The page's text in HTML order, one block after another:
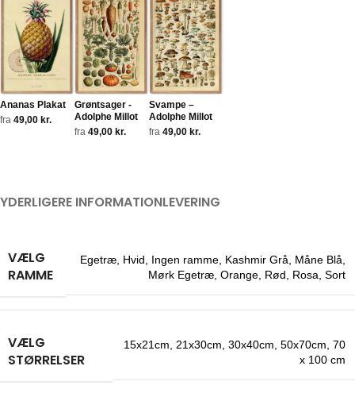
Ananas Plakat
fra 49,00 kr.
Grøntsager -
Adolphe Millot
fra 49,00 kr.
Svampe –
Adolphe Millot
fra 49,00 kr.
YDERLIGERE INFORMATIONLEVERING
VÆLG
RAMME
Egetræ Hvid Ingen ramme Kashmir Grå Måne Blå
Mørk Egetræ Orange Rød Rosa Sort
VÆLG
STØRRELSER
15x21cm 21x30cm 30x40cm 50x70cm 70
x 100 cm